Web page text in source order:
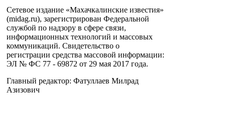
Сетевое издание «Махачкалинские известия»
(midag.ru), зарегистрирован Федеральной
службой по надзору в сфере связи,
информационных технологий и массовых
коммуникаций. Свидетельство о
регистрации средства массовой информации:
ЭЛ № ФС 77 - 69872 от 29 мая 2017 года.
Главный редактор: Фатуллаев Милрад
Азизович